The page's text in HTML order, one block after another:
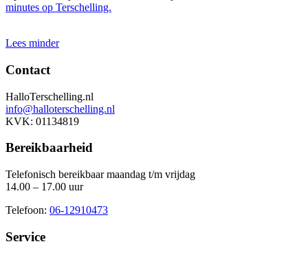
minutes op Terschelling.
Lees minder
Contact
HalloTerschelling.nl
info@halloterschelling.nl
KVK: 01134819
Bereikbaarheid
Telefonisch bereikbaar maandag t/m vrijdag
14.00 – 17.00 uur
Telefoon: 06-12910473
Service